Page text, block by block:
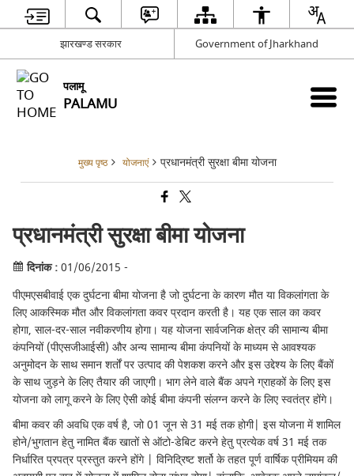
झारखण्ड सरकार Government of Jharkhand
पलामू
PALAMU
मुख्य पृष्ठ योजनाएं प्रधानमंत्री सुरक्षा बीमा योजना
प्रधानमंत्री सुरक्षा बीमा योजना
दिनांक :01/06/2015 -
पीएमएसबीवाई एक दुर्घटना बीमा योजना है जो दुर्घटना के कारण मौत या विकलांगता के
लिए आकस्मिक मौत और विकलांगता कवर प्रदान करती है। यह एक साल का कवर
होगा, साल-दर-साल नवीकरणीय होगा। यह योजना सार्वजनिक क्षेत्र की सामान्य बीमा
कंपनियों (पीएसजीआईसी) और अन्य सामान्य बीमा कंपनियों के माध्यम से आवश्यक
अनुमोदन के साथ समान शर्तों पर उत्पाद की पेशकश करने और इस उद्देश्य के लिए बैंकों
के साथ जुड़ने के लिए तैयार की जाएगी। भाग लेने वाले बैंक अपने ग्राहकों के लिए इस
योजना को लागू करने के लिए ऐसी कोई बीमा कंपनी संलग्न करने के लिए स्वतंत्र होंगे।
बीमा कवर की अवधि एक वर्ष है, जो 01 जून से 31 मई तक होगी| इस योजना में शामिल
होने/भुगतान हेतु नामित बैंक खातों से ऑटो-डेबिट करने हेतु प्रत्येक वर्ष 31 मई तक
निर्धारित प्रपत्र प्रस्तुत करने होंगे | विनिद्रिष्ट शर्तो के तहत पूर्ण वार्षिक प्रीमियम की